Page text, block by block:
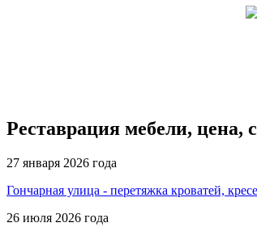
Реставрация мебели, цена,
27 января 2026 года
Гончарная улица - перетяжка кроватей,
26 июля 2026 года